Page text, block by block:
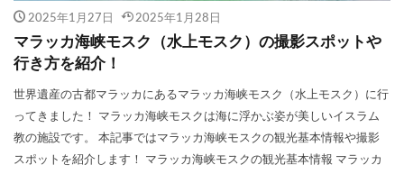
2025年1月27日 2025年1月28日
マラッカ海峡モスク（水上モスク）の撮影スポットや
行き方を紹介！
世界遺産の古都マラッカにあるマラッカ海峡モスク（水上モスク）に行
ってきました！ マラッカ海峡モスクは海に浮かぶ姿が美しいイスラム
教の施設です。 本記事ではマラッカ海峡モスクの観光基本情報や撮影
スポットを紹介します！ マラッカ海峡モスクの観光基本情報 マラッカ